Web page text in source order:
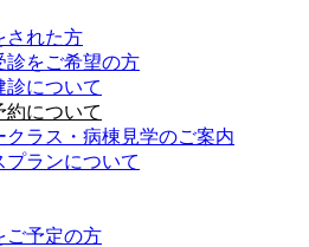
された方
診をご希望の方
診について
約について
クラス・病棟見学のご案内
プランについて
ご予定の方